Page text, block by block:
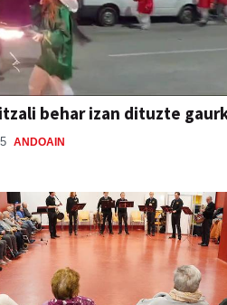
behar izan dituzte
ANDOAIN